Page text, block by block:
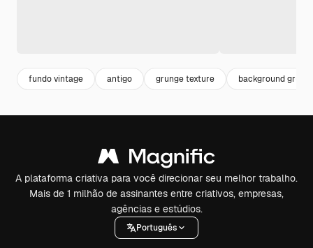
fundo vintage antigo grunge texture background
A plataforma criativa para você direcionar seu melhor trabalho.
Mais de 1 milhão de assinantes entre criativos, empresas,
agências e estúdios.
Português